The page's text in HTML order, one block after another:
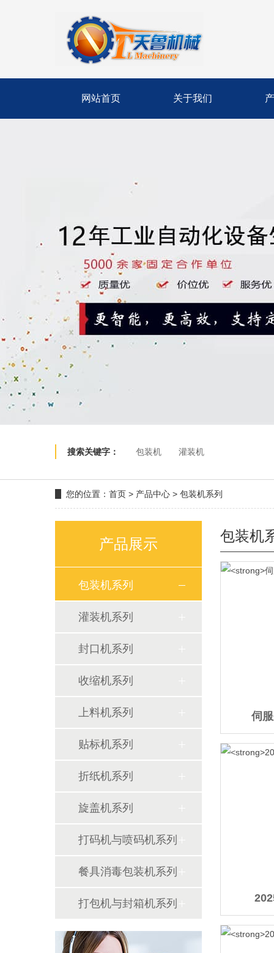
网站首页 关于我们
搜索关键字： 包装机 灌装机
您的位置： 首页 > 产品中心 > 包装机系列
产品展示
包装机系列
灌装机系列
封口机系列
收缩机系列
上料机系列
贴标机系列
折纸机系列
旋盖机系列
打码机与喷码机系列
餐具消毒包装机系列
打包机与封箱机系列
包装机
伺